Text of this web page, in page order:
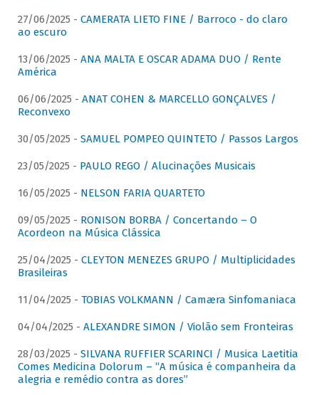
27/06/2025 - CAMERATA LIETO FINE / Barroco - do claro
ao escuro
13/06/2025 - ANA MALTA E OSCAR ADAMA DUO / Rente
América
06/06/2025 - ANAT COHEN & MARCELLO GONÇALVES /
Reconvexo
30/05/2025 - SAMUEL POMPEO QUINTETO / Passos Largos
23/05/2025 - PAULO REGO / Alucinações Musicais
16/05/2025 - NELSON FARIA QUARTETO
09/05/2025 - RONISON BORBA / Concertando – O
Acordeon na Música Clássica
25/04/2025 - CLEYTON MENEZES GRUPO / Multiplicidades
Brasileiras
11/04/2025 - TOBIAS VOLKMANN / Camæra Sinfomaniaca
04/04/2025 - ALEXANDRE SIMON / Violão sem Fronteiras
28/03/2025 - SILVANA RUFFIER SCARINCI / Musica Laetitia
Comes Medicina Dolorum – “A música é companheira da
alegria e remédio contra as dores”